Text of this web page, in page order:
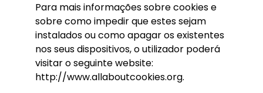
Para mais informações sobre cookies e
sobre como impedir que estes sejam
instalados ou como apagar os existentes
nos seus dispositivos, o utilizador poderá
visitar o seguinte website:
http://www.allaboutcookies.org.